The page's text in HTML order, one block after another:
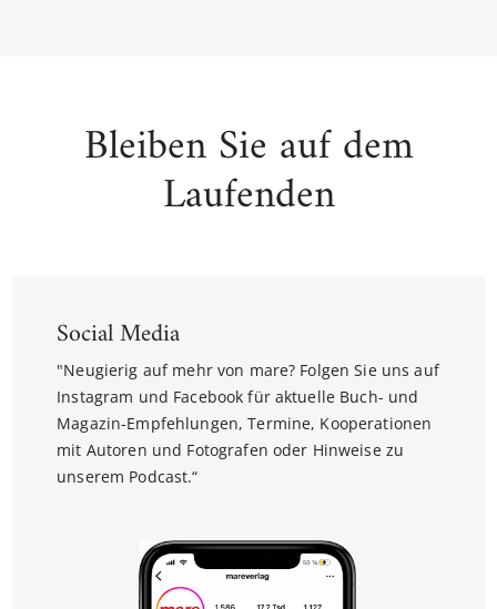
Bleiben Sie auf dem
Laufenden
Social Media
"Neugierig auf mehr von mare? Folgen Sie uns auf
Instagram und Facebook für aktuelle Buch- und
Magazin-Empfehlungen, Termine, Kooperationen
mit Autoren und Fotografen oder Hinweise zu
unserem Podcast.“